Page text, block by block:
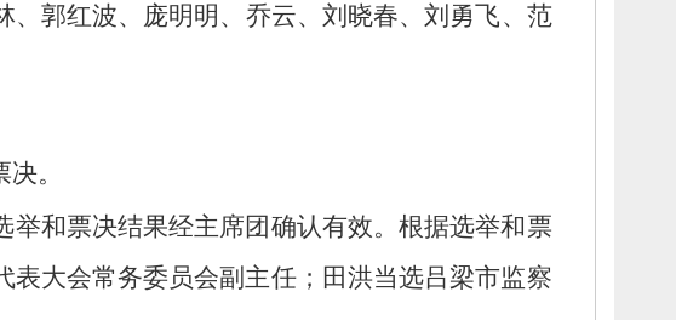
、 郭红波、 庞明明、 乔云、 刘晓春、刘勇飞、 范
。
举和票决结果经主席团确认有效。根据选举和票
大会常务委员会副主任； 田洪当选吕梁市监察